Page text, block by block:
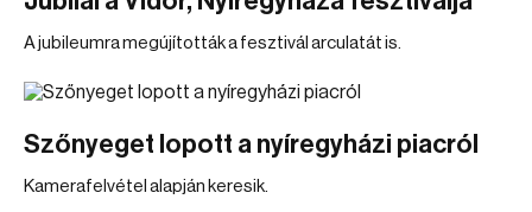
A jubileumra megújították a fesztivál arculatát is.
Szőnyeget lopott a nyíregyházi piacról
Kamerafelvétel alapján keresik.